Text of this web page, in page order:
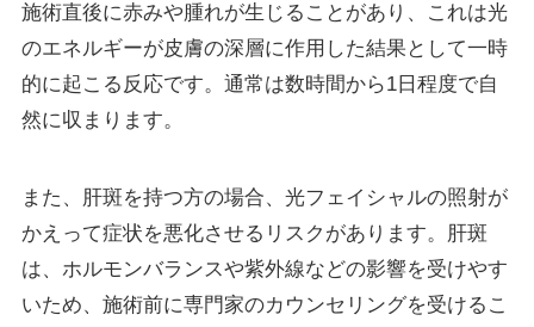
施術直後に赤みや腫れが生じることがあり、これは光
のエネルギーが皮膚の深層に作用した結果として一時
的に起こる反応です。通常は数時間から1日程度で自
然に収まります。
また、肝斑を持つ方の場合、光フェイシャルの照射が
かえって症状を悪化させるリスクがあります。肝斑
は、ホルモンバランスや紫外線などの影響を受けやす
いため、施術前に専門家のカウンセリングを受けるこ